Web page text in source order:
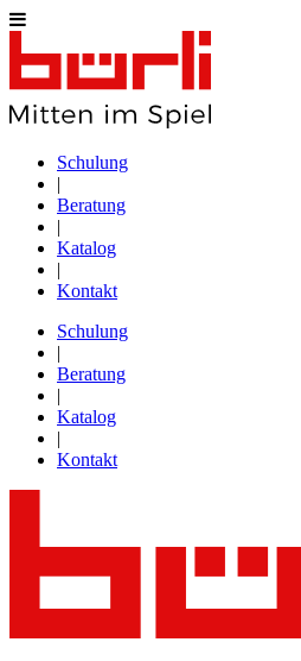
Schulung
|
Beratung
|
Katalog
|
Kontakt
Schulung
|
Beratung
|
Katalog
|
Kontakt